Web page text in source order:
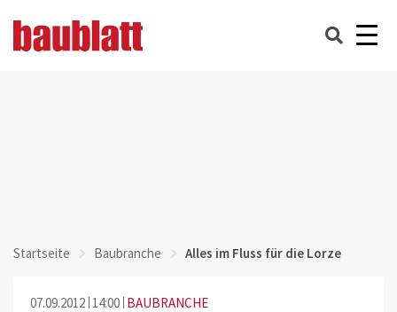
Startseite Baubranche Alles im Fluss für die Lorze
07.09.2012 14:00 BAUBRANCHE